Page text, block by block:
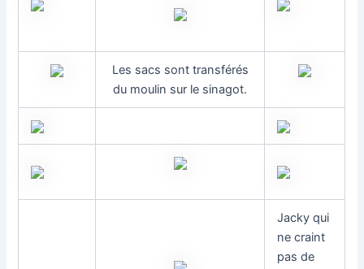
Les sacs sont transférés
du moulin sur le sinagot.
Jacky qui
ne craint
pas de